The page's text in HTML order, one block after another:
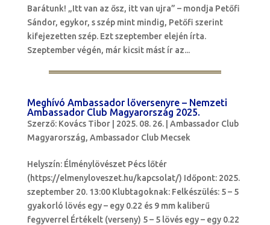
Barátunk! „Itt van az ősz, itt van ujra” – mondja Petőfi
Sándor, egykor, s szép mint mindig, Petőfi szerint
kifejezetten szép. Ezt szeptember elején írta.
Szeptember végén, már kicsit mást ír az...
Meghívó Ambassador lőversenyre – Nemzeti
Ambassador Club Magyarország 2025.
Szerző: Kovács Tibor| 2025. 08. 26.| Ambassador Club
Magyarország, Ambassador Club Mecsek
Helyszín: Élménylövészet Pécs lőtér
(https://elmenyloveszet.hu/kapcsolat/) Időpont: 2025.
szeptember 20. 13:00 Klubtagoknak: Felkészülés: 5 – 5
gyakorló lövés egy – egy 0.22 és 9 mm kaliberű
fegyverrel Értékelt (verseny) 5 – 5 lövés egy – egy 0.22